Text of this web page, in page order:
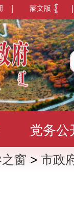
蒙文版
党务公
数据发
窗 > 市政